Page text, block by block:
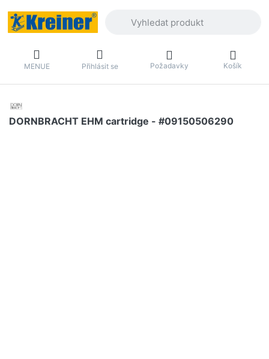
MENUE Přihlásit se Požadavky Košík
DORNBRACHT EHM cartridge - #09150506290